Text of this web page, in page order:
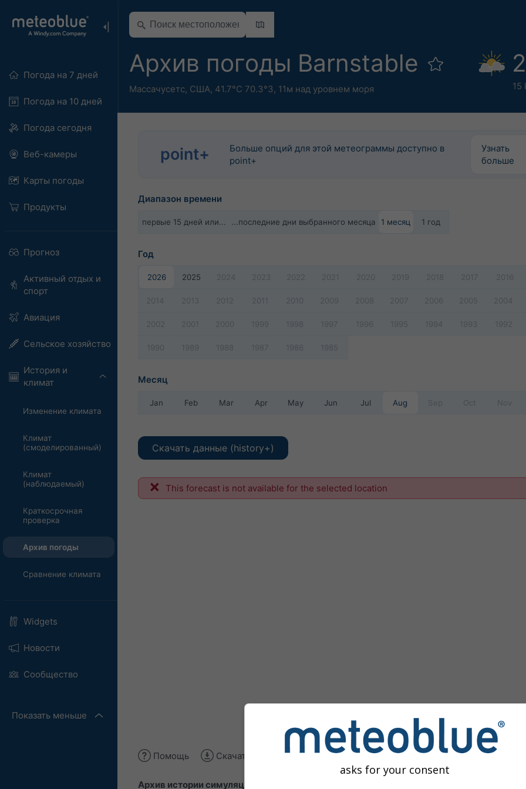
Погода на 7 дней
Погода на 10 дней
Погода сегодня
Веб-камеры
Карты погоды
Продукты
Прогноз
Активный отдых и
спорт
Авиация
Сельское хозяйство
История и
климат
Изменение климата
Климат
(смоделированный)
Климат
(наблюдаемый)
Краткосрочная
проверка
Архив погоды
Сравнение климата
Widgets
Новости
Сообщество
Показать меньше
Архив погоды Barnstable
Массачусетс, США, 41.7°С 70.3°З, 11м над уровнем моря 15
point+
Больше опций для этой метеограммы доступно в
point+
Узнать
больше
Диапазон времени
первые 15 дней или... ...последние дни выбранного месяца 1 месяц 1 год
Год
2026 2025 2024 2023 2022 2021 2020 2019 2018 2017 2016
2014 2013 2012 2011 2010 2009 2008 2007 2006 2005 2004
2002 2001 2000 1999 1998 1997 1996 1995 1994 1993 1992
1990 1989 1988 1987 1986 1985
Месяц
Jan Feb Mar Apr May Jun Jul Aug Sep Oct Nov
Скачать данные (history+)
This forecast is not available for the selected location
Помощь Скачать изображение
Архив истории симуляций
asks for your consent